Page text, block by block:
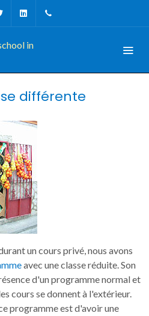
Twitter Linkedin
in
différente
un cours privé, nous avons
avec une classe réduite. Son
d'un programme normal et
cours se donnent à l'extérieur.
programme est d'avoir une